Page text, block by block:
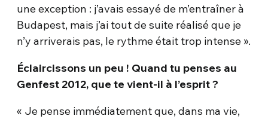
une exception : j’avais essayé de m’entraîner à
Budapest, mais j’ai tout de suite réalisé que je
n’y arriverais pas, le rythme était trop intense ».
Éclaircissons un peu ! Quand tu penses au
Genfest 2012, que te vient-il à l’esprit ?
« Je pense immédiatement que, dans ma vie,